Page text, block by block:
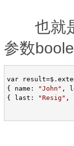
也就是
参数
var result=
{ name:
"John " ,
{ last:
" Resig " ,